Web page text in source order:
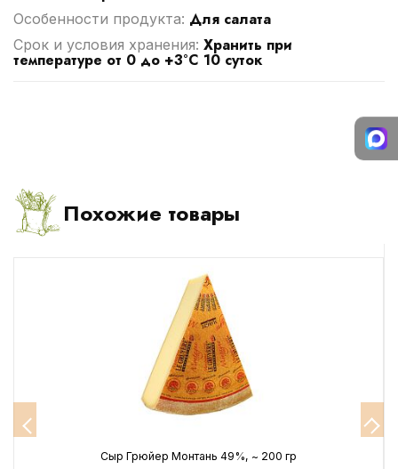
Особенности продукта: Для салата
Срок и условия хранения: Хранить при
температуре от 0 до +3°С 10 суток
Похожие товары
Сыр Грюйер Монтань 49%, ~ 200 гр